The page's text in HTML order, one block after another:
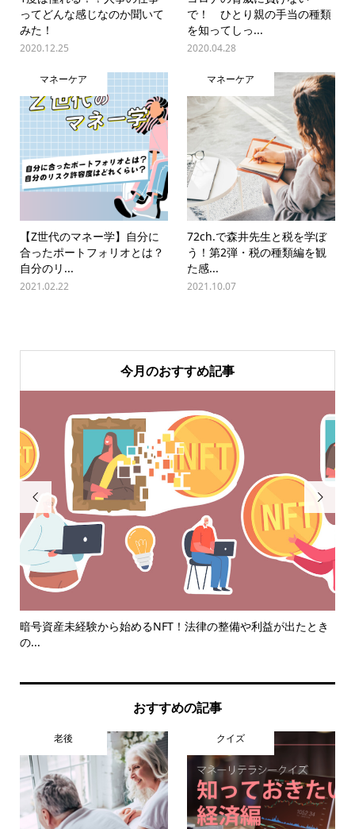
ってどんな感じなのか聞いて
みた！
2020.12.25
で！ ひとり親の手当の種類
を知ってしっ...
2020.04.28
マネーケア
【Z世代のマネー学】自分に
合ったポートフォリオとは？
自分のリ...
2021.02.22
マネーケア
72ch.で森井先生と税を学ぼ
う！第2弾・税の種類編を観
た感...
2021.10.07
今月のおすすめ記事

暗号資産未経験から始めるNFT！法律の整備や利益が出たとき
の...

おすすめの記事
老後 クイズ